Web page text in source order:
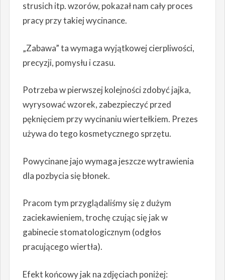
strusich itp. wzorów, pokazał nam cały proces
pracy przy takiej wycinance.
„Zabawa” ta wymaga wyjątkowej cierpliwości,
precyzji, pomysłu i czasu.
Potrzeba w pierwszej kolejności zdobyć jajka,
wyrysować wzorek, zabezpieczyć przed
pęknięciem przy wycinaniu wiertełkiem. Prezes
używa do tego kosmetycznego sprzętu.
Powycinane jajo wymaga jeszcze wytrawienia
dla pozbycia się błonek.
Pracom tym przyglądaliśmy się z dużym
zaciekawieniem, trochę czując się jak w
gabinecie stomatologicznym (odgłos
pracującego wiertła).
Efekt końcowy jak na zdjęciach poniżej: